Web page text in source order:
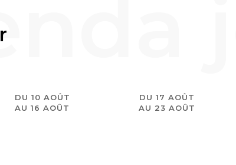
DU 10 AOÛT
AU 16 AOÛT
DU 17 AOÛT
AU 23 AOÛT